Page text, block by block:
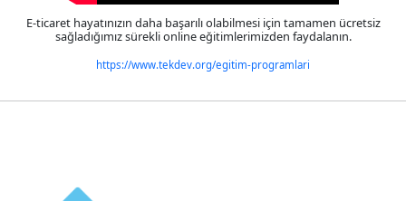
E-ticaret hayatınızın daha başarılı olabilmesi için tamamen ücretsiz
sağladığımız sürekli online eğitimlerimizden faydalanın.
https://www.tekdev.org/egitim-programlari